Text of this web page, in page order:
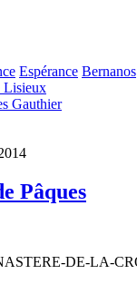
Espérance Bernanos
Lisieux
Gauthier
Pâques